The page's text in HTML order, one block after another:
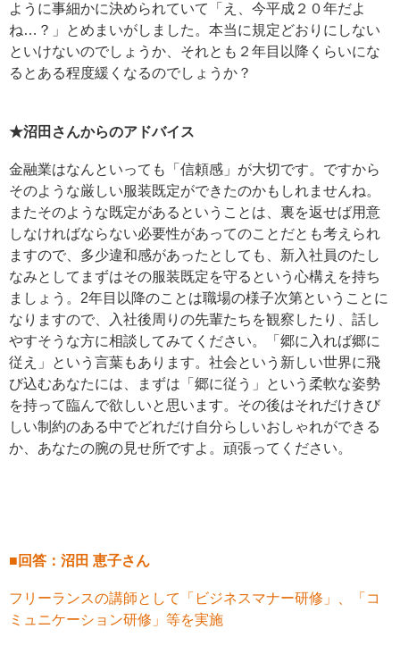
ように事細かに決められていて「え、今平成２０年だよ
ね…？」とめまいがしました。本当に規定どおりにしない
といけないのでしょうか、それとも２年目以降くらいにな
るとある程度緩くなるのでしょうか？
★沼田さんからのアドバイス
金融業はなんといっても「信頼感」が大切です。ですから
そのような厳しい服装既定ができたのかもしれませんね。
またそのような既定があるということは、裏を返せば用意
しなければならない必要性があってのことだとも考えられ
ますので、多少違和感があったとしても、新入社員のたし
なみとしてまずはその服装既定を守るという心構えを持ち
ましょう。2年目以降のことは職場の様子次第ということに
なりますので、入社後周りの先輩たちを観察したり、話し
やすそうな方に相談してみてください。「郷に入れば郷に
従え」という言葉もあります。社会という新しい世界に飛
び込むあなたには、まずは「郷に従う」という柔軟な姿勢
を持って臨んで欲しいと思います。その後はそれだけきび
しい制約のある中でどれだけ自分らしいおしゃれができる
か、あなたの腕の見せ所ですよ。頑張ってください。
■回答：沼田 恵子さん
フリーランスの講師として「ビジネスマナー研修」、「コ
ミュニケーション研修」等を実施